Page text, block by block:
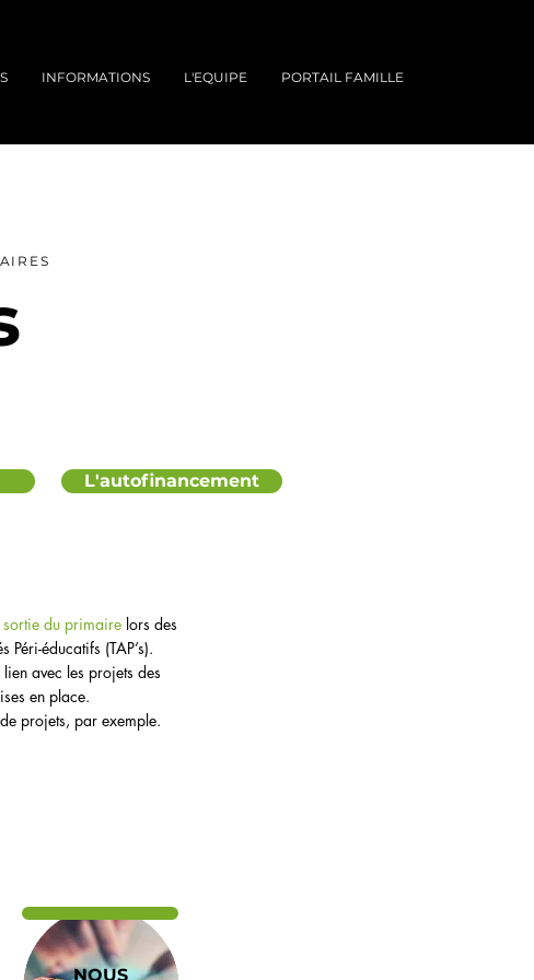
INFORMATIONS L'EQUIPE PORTAIL FAMILLE
L'autofinancement
sortie du primaire lors des
éducatifs (TAP’s).
lien avec les projets des
en place.
projets, par exemple.
NOUS